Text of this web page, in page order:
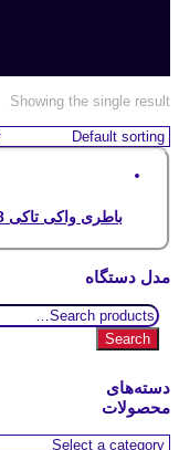
Showing the single result
باطری واکی تاکی LPD328
مدل دستگاه
Search
for:
Search
دسته‌های
محصولات